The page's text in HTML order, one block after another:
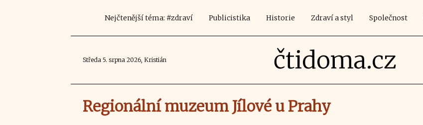
Nejčtenější téma: #zdraví Publicistika Historie Zdraví a styl Společnost
Středa 5. srpna 2026, Kristián čtidoma.cz
Regionální muzeum Jílové u Prahy